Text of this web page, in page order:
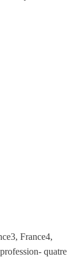
France4,
quatre